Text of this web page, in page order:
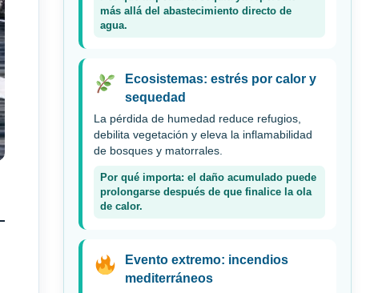
más allá del abastecimiento directo de
agua.
Ecosistemas: estrés por calor y
sequedad
La pérdida de humedad reduce refugios,
debilita vegetación y eleva la inflamabilidad
de bosques y matorrales.
Por qué importa: el daño acumulado puede
prolongarse después de que finalice la ola
de calor.
Evento extremo: incendios
mediterráneos